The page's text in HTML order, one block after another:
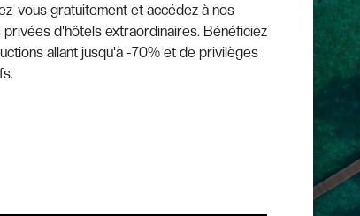
vous gratuitement et accédez à nos
privées d'hôtels extraordinaires. Bénéficiez
allant jusqu'à -70% et de privilèges